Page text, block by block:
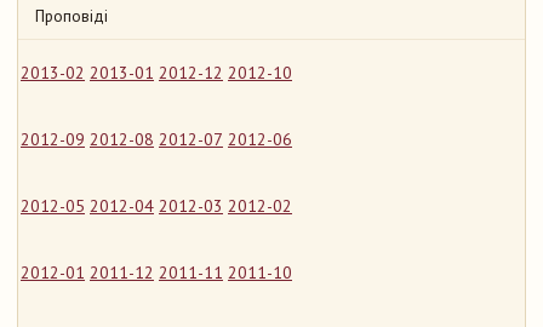
Проповіді
2013-02 2013-01 2012-12 2012-10
2012-09 2012-08 2012-07 2012-06
2012-05 2012-04 2012-03 2012-02
2012-01 2011-12 2011-11 2011-10